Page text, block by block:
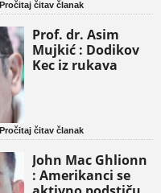
Pročitaj čitav članak
Prof. dr. Asim
Mujkić : Dodikov
Kec iz rukava
Pročitaj čitav članak
John Mac Ghlionn
: Amerikanci se